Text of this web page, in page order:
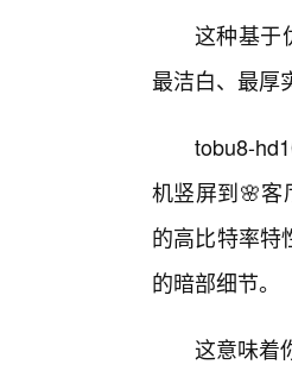
这种基于
最洁白、最厚
tobu8-
机竖屏到🌸客
的高比特率特
的暗部细节。
这意味着